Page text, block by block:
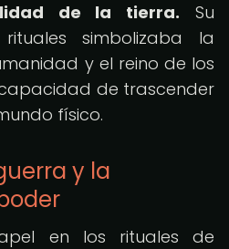
de la tierra. Su
simbolizaba la
y el reino de los
de trascender
físico.
y la
en los rituales de